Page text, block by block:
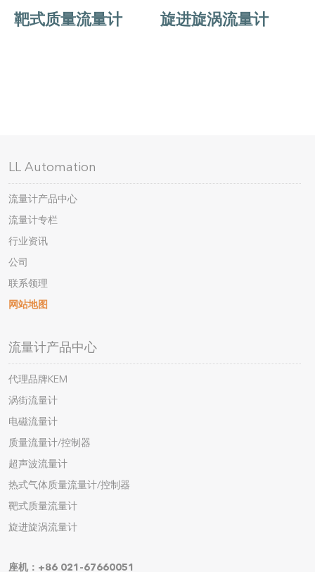
靶式质量流量计 旋进旋涡流量计
LL Automation
流量计产品中心
流量计专栏
行业资讯
公司
联系领理
网站地图
流量计产品中心
代理品牌KEM
涡街流量计
电磁流量计
质量流量计/控制器
超声波流量计
热式气体质量流量计/控制器
靶式质量流量计
旋进旋涡流量计
座机：+86 021-67660051